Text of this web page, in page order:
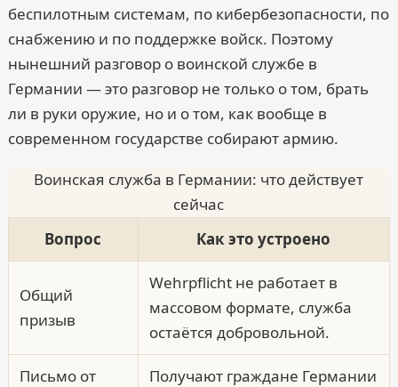
беспилотным системам, по кибербезопасности, по
снабжению и по поддержке войск. Поэтому
нынешний разговор о воинской службе в
Германии — это разговор не только о том, брать
ли в руки оружие, но и о том, как вообще в
современном государстве собирают армию.
Воинская служба в Германии: что действует
сейчас
Вопрос
Как это устроено
Общий
призыв
Wehr­pflicht не работает в
массовом формате, служба
остаётся добровольной.
Письмо от
Получают граждане Германии